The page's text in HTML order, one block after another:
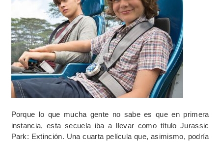
Porque lo que mucha gente no sabe es que en primera
instancia, esta secuela iba a llevar como título Jurassic
Park: Extinción. Una cuarta película que, asimismo, podría